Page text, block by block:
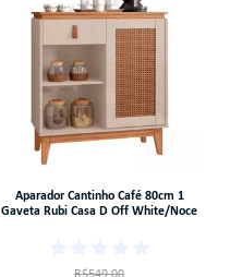
Aparador Cantinho Café 80cm 1
Gaveta Rubi Casa D Off White/Noce
R$549,00